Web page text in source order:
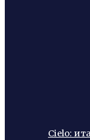
Cielo: